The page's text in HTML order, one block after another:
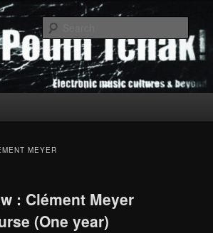
Tchak!
MEYER
: Clément Meyer
(One year)